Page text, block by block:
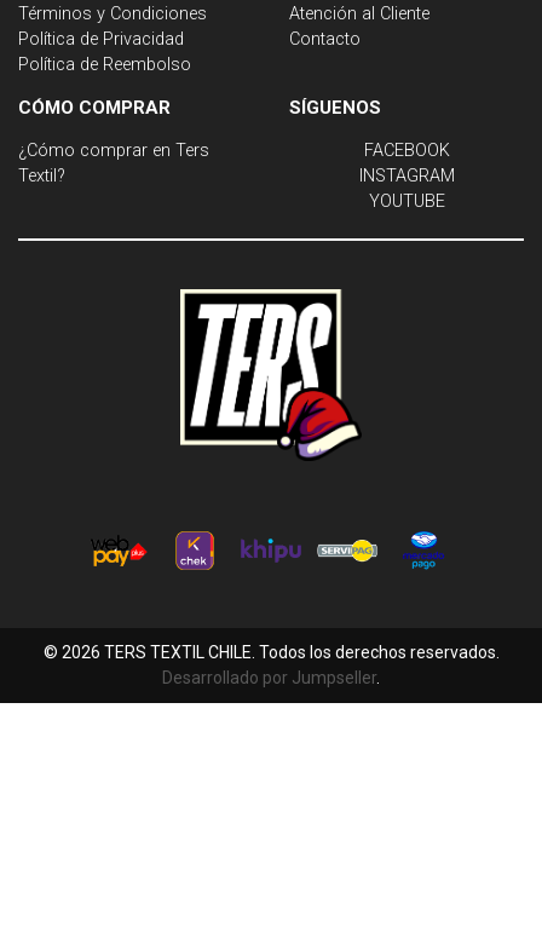
Términos y Condiciones
Política de Privacidad
Política de Reembolso
Atención al Cliente
Contacto
CÓMO COMPRAR
¿Cómo comprar en Ters
Textil?
SÍGUENOS
FACEBOOK
INSTAGRAM
YOUTUBE
© 2026 TERS TEXTIL CHILE. Todos los derechos reservados.
Desarrollado por Jumpseller.